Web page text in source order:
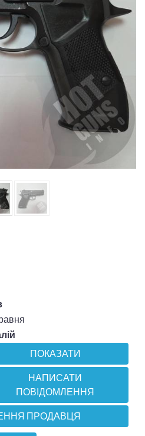
ПОКАЗАТИ
НАПИСАТИ
ПОВІДОМЛЕННЯ
ПРОДАВЦЯ